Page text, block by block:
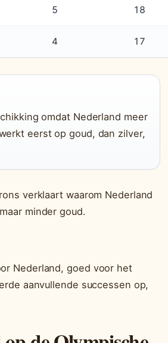
5 18
4 17
omdat Nederland meer
eerst op goud, dan zilver,
verklaart waarom Nederland
minder goud.
Nederland, goed voor het
aanvullende successen op,